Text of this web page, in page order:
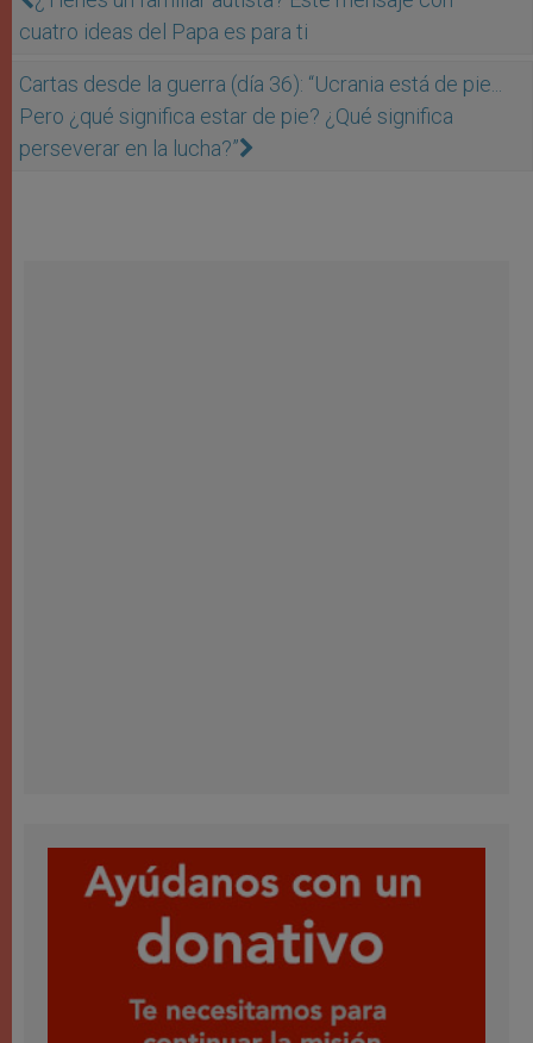
cuatro ideas del Papa es para ti
Cartas desde la guerra (día 36): “Ucrania está de pie...
Pero ¿qué significa estar de pie? ¿Qué significa
perseverar en la lucha?”